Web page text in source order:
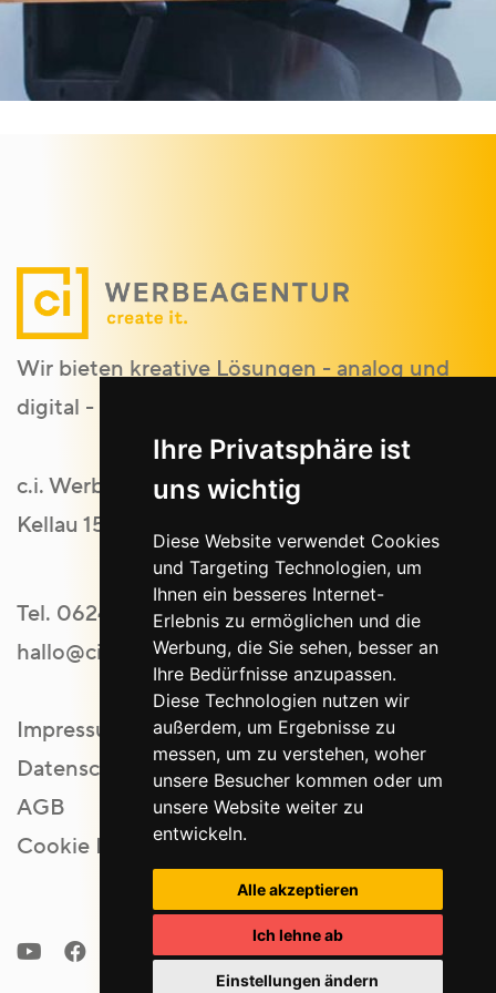
Ihre Privatsphäre ist
uns wichtig
Diese Website verwendet Cookies
und Targeting Technologien, um
Ihnen ein besseres Internet-
Erlebnis zu ermöglichen und die
Werbung, die Sie sehen, besser an
Ihre Bedürfnisse anzupassen.
Diese Technologien nutzen wir
außerdem, um Ergebnisse zu
messen, um zu verstehen, woher
unsere Besucher kommen oder um
unsere Website weiter zu
entwickeln.
Alle akzeptieren
Ich lehne ab
Einstellungen ändern
Wir bieten kreative Lösungen - analog und
digital - für kleine bis große Unternehmen.
c.i. Werbeagentur GmbH
Kellau 151 | 5431 Kuchl
Tel. 06244 20554
hallo@ci-werbeagentur.at
Impressum
Datenschutz
AGB
Cookie Einstellungen